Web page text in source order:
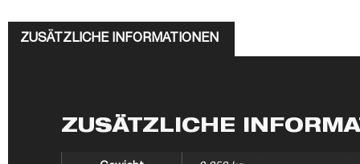
ZUSÄTZLICHE INFORMATIONEN
ZUSÄTZLICHE